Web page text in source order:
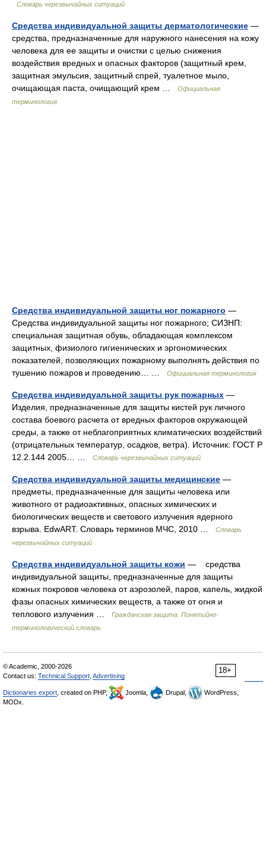
Словарь черезвычайных ситуаций
Средства индивидуальной защиты дерматологические —
средства, предназначенные для наружного нанесения на кожу
человека для ее защиты и очистки с целью снижения
воздействия вредных и опасных факторов (защитный крем,
защитная эмульсия, защитный спрей, туалетное мыло,
очищающая паста, очищающий крем …
Официальная
терминология
Средства индивидуальной защиты ног пожарного —
Средства индивидуальной защиты ног пожарного; СИЗНП:
специальная защитная обувь, обладающая комплексом
защитных, физиолого гигиенических и эргономических
показателей, позволяющих пожарному выполнять действия по
тушению пожаров и проведению… …
Официальная терминология
Средства индивидуальной защиты рук пожарных —
Изделия, предназначенные для защиты кистей рук личного
состава боевого расчета от вредных факторов окружающей
среды, а также от неблагоприятных климатических воздействий
(отрицательных температур, осадков, ветра). Источник: ГОСТ Р
12.2.144 2005… …
Словарь черезвычайных ситуаций
Средства индивидуальной защиты медицинские —
предметы, предназначенные для защиты человека или
животного от радиоактивных, опасных химических и
биологических веществ и светового излучения ядерного
взрыва. EdwART. Словарь терминов МЧС, 2010 …
Словарь
черезвычайных ситуаций
Средства индивидуальной защиты кожи — средства
индивидуальной защиты, предназначенные для защиты
кожных покровов человека от аэрозолей, паров, капель, жидкой
фазы опасных химических веществ, а также от огня и
теплового излучения …
Гражданская защита. Понятийно-
терминологический словарь
18+
© Academic, 2000-2026
Contact us: Technical Support Advertising
Dictionaries export , created on PHP, Joomla, Drupal,
WordPress,
MODx.